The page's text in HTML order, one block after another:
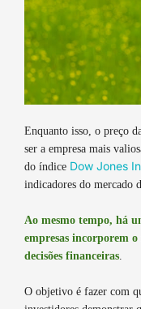
Enquanto isso, o preço
ser a empresa mais
do índice Dow Jones
indicadores do mercado
Ao mesmo tempo, há
empresas incorporem
decisões financeiras
O objetivo é fazer com